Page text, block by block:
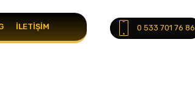
İLETIŞIM 0 533 701 76 86